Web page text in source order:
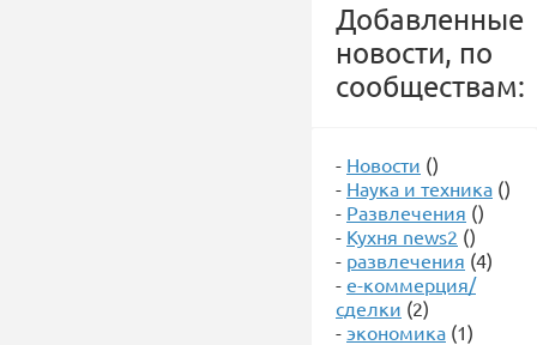
Добавленные
новости, по
сообществам:
- Новости ()
- Наука и техника ()
- Развлечения ()
- Кухня news2 ()
- развлечения (4)
- е-коммерция/
сделки (2)
- экономика (1)